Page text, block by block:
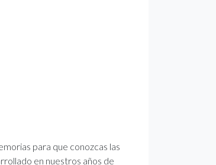
para que conozcas las
en nuestros años de